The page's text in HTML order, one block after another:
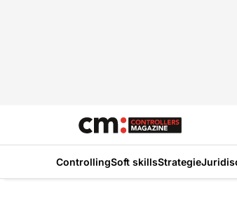
ControllingSoft skillsStrategie